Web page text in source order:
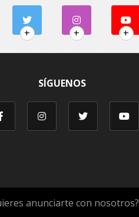
+ + +
SÍGUENOS
anunciarte con nosotros?